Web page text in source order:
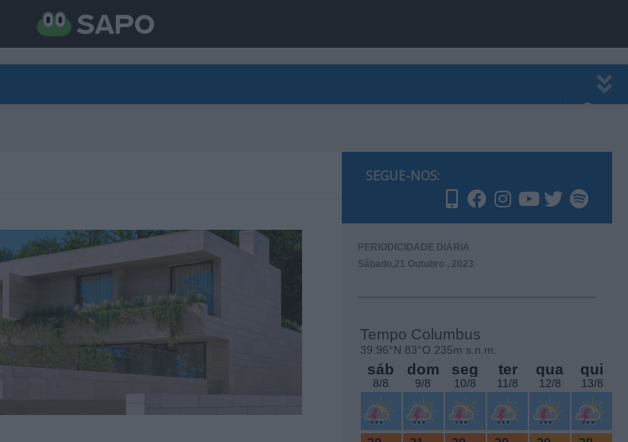
SEGUE-NOS:
PERIODICIDADE DIÁRIA
Sábado,21 Outubro , 2023